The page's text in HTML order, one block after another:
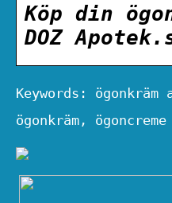
Köp din
DOZ
Keywords:
ögonkräm,